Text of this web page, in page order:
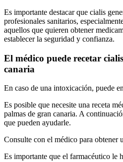
Es importante destacar que cialis
profesionales sanitarios,
aquellos que quieren obtener
establecer la seguridad y confianza.
El médico puede recetar
canaria
En caso de una intoxicación, puede
Es posible que necesite una receta
palmas de gran canaria. A
que pueden ayudarle.
Consulte con el médico para obtener
Es importante que el farmacéutico le